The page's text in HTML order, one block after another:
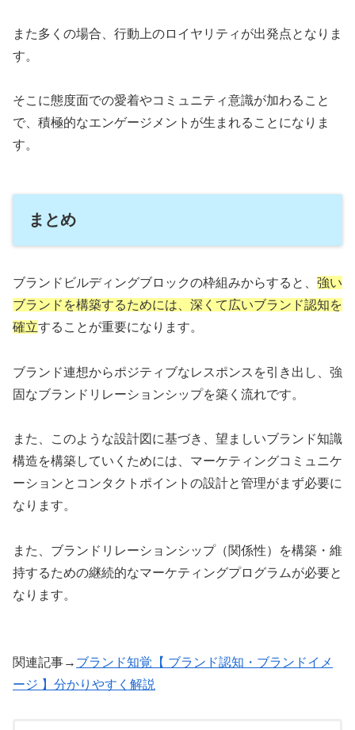
また多くの場合、行動上のロイヤリティが出発点となりま
す。
そこに態度面での愛着やコミュニティ意識が加わること
で、積極的なエンゲージメントが生まれることになりま
す。
まとめ
ブランドビルディングブロックの枠組みからすると、 強い
ブランドを構築するためには、深くて広いブランド認知を
確立することが重要になります。
ブランド連想からポジティブなレスポンスを引き出し、強
固なブランドリレーションシップを築く流れです。
また、このような設計図に基づき、望ましいブランド知識
構造を構築していくためには、マーケティングコミュニケ
ーションとコンタクトポイントの設計と管理がまず必要に
なります。
また、ブランドリレーションシップ（関係性）を構築・維
持するための継続的なマーケティングプログラムが必要と
なります。
関連記事→ ブランド知覚【 ブランド認知・ブランドイメ
ージ 】分かりやすく解説